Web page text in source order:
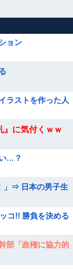
ョン
ラストを作った人
』に気付くｗｗ
…？
」⇒ 日本の男子生
コ!! 勝負を決める
部「政権に協力的